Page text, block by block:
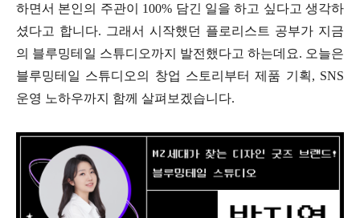
하면서 본인의 주관이 100% 담긴 일을 하고 싶다고 생각하
셨다고 합니다. 그래서 시작했던 플로리스트 공부가 지금
의 블루밍테일 스튜디오까지 발전했다고 하는데요. 오늘은
블루밍테일 스튜디오의 창업 스토리부터 제품 기획, SNS
운영 노하우까지 함께 살펴보겠습니다.